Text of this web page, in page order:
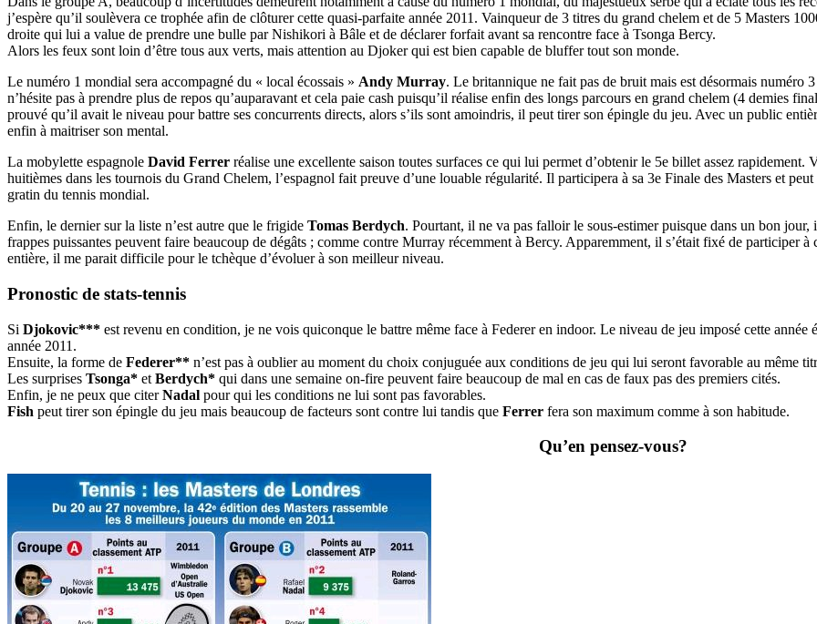
j’espère qu’il soulèvera ce trophée afin de clôturer cette quasi-parfaite année 2011. Vainqueur de 3 titres du grand chelem et de 5 Masters
droite qui lui a value de prendre une bulle par Nishikori à Bâle et de déclarer forfait avant sa rencontre face à Tsonga Bercy.
Alors les feux sont loin d’être tous aux verts, mais attention au Djoker qui est bien capable de bluffer tout son monde.
Le numéro 1 mondial sera accompagné du « local écossais » Andy Murray. Le britannique ne fait pas de bruit mais est désormais numéro
n’hésite pas à prendre plus de repos qu’auparavant et cela paie cash puisqu’il réalise enfin des longs parcours en grand chelem (4 demies
prouvé qu’il avait le niveau pour battre ses concurrents directs, alors s’ils sont amoindris, il peut tirer son épingle du jeu. Avec un public
enfin à maitriser son mental.
La mobylette espagnole David Ferrer réalise une excellente saison toutes surfaces ce qui lui permet d’obtenir le 5e billet assez
huitièmes dans les tournois du Grand Chelem, l’espagnol fait preuve d’une louable régularité. Il participera à sa 3e Finale des Masters et
gratin du tennis mondial.
Enfin, le dernier sur la liste n’est autre que le frigide Tomas Berdych. Pourtant, il ne va pas falloir le sous-estimer puisque dans un bon
frappes puissantes peuvent faire beaucoup de dégâts ; comme contre Murray récemment à Bercy. Apparemment, il s’était fixé de participer
entière, il me parait difficile pour le tchèque d’évoluer à son meilleur niveau.
Pronostic de stats-tennis
Si Djokovic*** est revenu en condition, je ne vois quiconque le battre même face à Federer en indoor. Le niveau de jeu imposé cette
année 2011.
Ensuite, la forme de Federer** n’est pas à oublier au moment du choix conjuguée aux conditions de jeu qui lui seront favorable au même
Les surprises Tsonga* et Berdych* qui dans une semaine on-fire peuvent faire beaucoup de mal en cas de faux pas des premiers cités.
Enfin, je ne peux que citerNadal pour qui les conditions ne lui sont pas favorables.
Fish peut tirer son épingle du jeu mais beaucoup de facteurs sont contre lui tandis que Ferrer fera son maximum comme à son habitude.
Qu’en pensez-vous?